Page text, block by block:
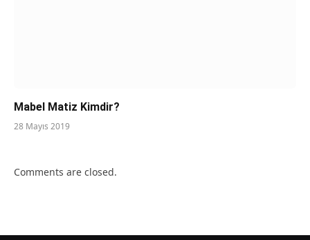
Mabel Matiz Kimdir?
28 Mayıs 2019
Comments are closed.